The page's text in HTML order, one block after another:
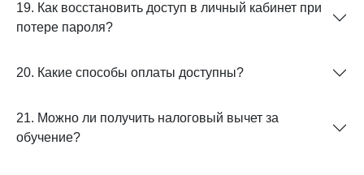
19. Как восстановить доступ в личный кабинет при
потере пароля?
20. Какие способы оплаты доступны?
21. Можно ли получить налоговый вычет за
обучение?